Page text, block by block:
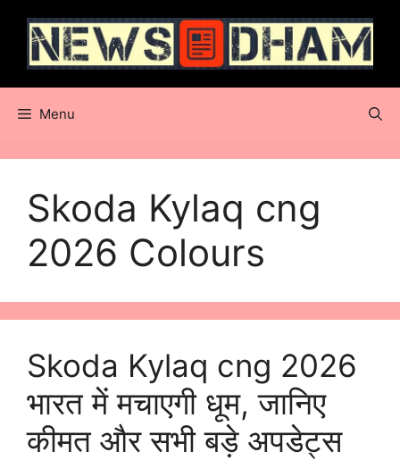
content
Menu
Skoda Kylaq cng
2026 Colours
Skoda Kylaq cng 2026
भारत में मचाएगी धूम, जानिए
कीमत और सभी बड़े अपडेट्स